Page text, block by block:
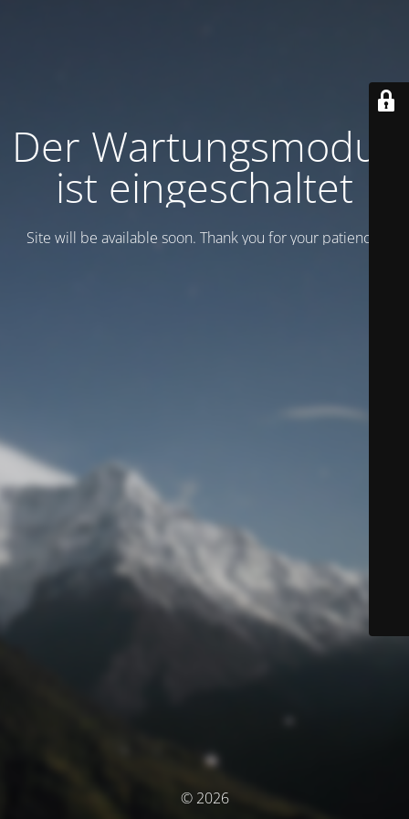
Der Wartungsmodus
ist eingeschaltet
Site will be available soon. Thank you for your patience!
© 2026